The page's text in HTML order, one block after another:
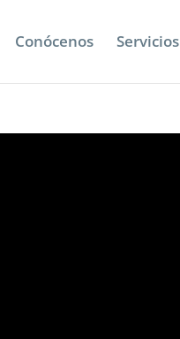
Conócenos Servicios